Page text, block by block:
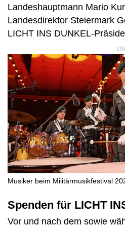
Landeshauptmann Mario
Landesdirektor Steiermark
LICHT INS DUNKEL-
Musiker beim Militärmusikfestival
Spenden für LICHT
Vor und nach dem sowie